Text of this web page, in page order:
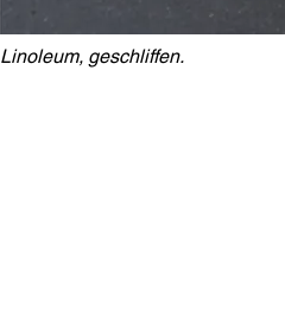
Linoleum, geschliffen.